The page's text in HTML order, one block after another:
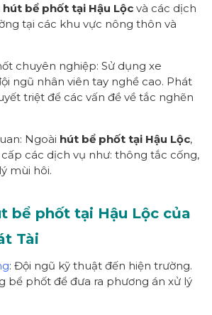
bể phốt tại Hậu Lộc và các dịch
tại các khu vực nông thôn và
chuyên nghiệp: Sử dụng xe
ngũ nhân viên tay nghề cao. Phát
triệt để các vấn đề về tắc nghẽn
Ngoài hút bể phốt tại Hậu Lộc,
các dịch vụ như: thông tắc cống,
mùi hôi.
bể phốt tại Hậu Lộc của
Tài
: Đội ngũ kỹ thuật đến hiện trường.
bể phốt để đưa ra phương án xử lý